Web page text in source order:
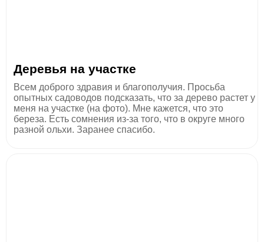
Деревья на участке
Всем доброго здравия и благополучия. Просьба
опытных садоводов подсказать, что за дерево растет у
меня на участке (на фото). Мне кажется, что это
береза. Есть сомнения из-за того, что в округе много
разной ольхи. Заранее спасибо.